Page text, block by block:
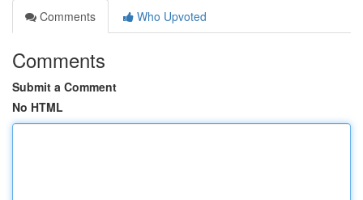
Comments
Who Upvoted
Comments
Submit a Comment
No HTML